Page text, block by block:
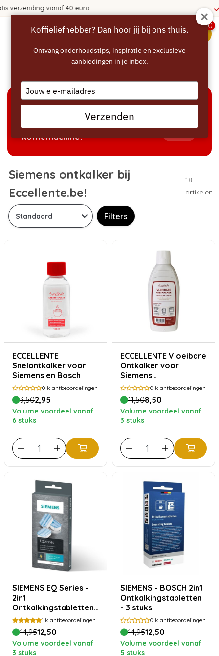
365 dagen bedenktijd!
0
Welke producten passen bij mijn
koffiemachine?
Siemens ontkalker bij
Eccellente.be!
18
artikelen
Filters
ECCELLENTE
Snelontkalker voor
Siemens en Bosch
0 klantbeoordelingen
3,502,95
Volume voordeel vanaf
6 stuks
ECCELLENTE Vloeibare
Ontkalker voor
Siemens
koffiemachine en
stoomoven
0 klantbeoordelingen
11,508,50
Volume voordeel vanaf
3 stuks
SIEMENS EQ Series -
2in1
Ontkalkingstabletten
TZ80002B
1 klantbeoordelingen
14,9512,50
Volume voordeel vanaf
3 stuks
SIEMENS - BOSCH 2in1
Ontkalkingstabletten
- 3 stuks
0 klantbeoordelingen
14,9512,50
Volume voordeel vanaf
5 stuks
Koffieliefhebber? Dan hoor jij bij ons thuis.
Ontvang onderhoudstips, inspiratie en exclusieve
aanbiedingen in je inbox.
Type
your
email
Verzenden